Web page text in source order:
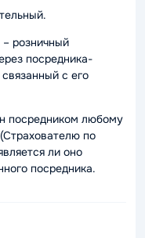
– розничный
посредника-
с его
посредником любому
по
ли оно
посредника.